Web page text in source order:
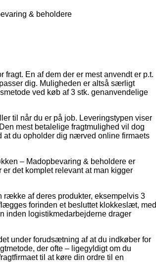
& beholdere
En af dem der er mest anvendt er p.t.
dig. Muligheden er altså særligt
ved køb af 3 stk. genanvendelige
til når du er på job. Leveringstypen viser
mest betalelige fragtmulighed vil dog
at du opholder dig nærved online firmaets
– Madopbevaring & beholdere er
det komplet relevant at man kigger
række af deres produkter, eksempelvis 3
forinden et besluttet klokkeslæt, med
inden logistikmedarbejderne drager
under forudsætning af at du indkøber for
der ofte – ligegyldigt om du
til at køre din ordre til en